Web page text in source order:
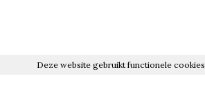
Deze website gebruikt functionele cookies